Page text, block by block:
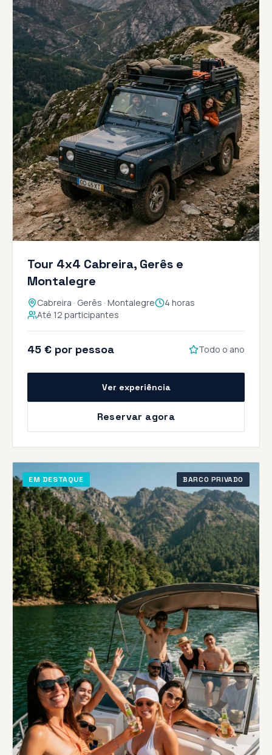
Tour 4x4 Cabreira, Gerês e
Montalegre
Cabreira · Gerês · Montalegre
4 horas
Até 12 participantes
45 € por pessoa Todo o ano
Ver experiência
Reservar agora
EM DESTAQUE BARCO PRIVADO